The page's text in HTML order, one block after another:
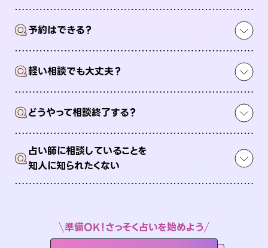
Q予約はできる？
Q軽い相談でも大丈夫？
Qどうやって相談終了する？
Q占い師に相談していることを
知人に知られたくない
準備OK！さっそく占いを始めよう